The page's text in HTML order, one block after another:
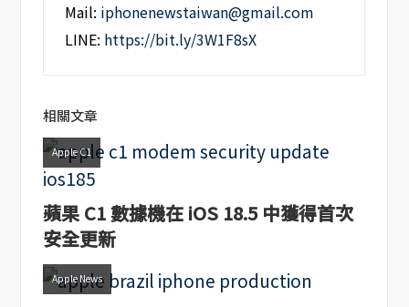
Mail: iphonenewstaiwan@gmail.com
LINE: https://bit.ly/3W1F8sX
相關文章
Apple C1
蘋果 C1 數據機在 iOS 18.5 中獲得首次
安全更新
Apple News